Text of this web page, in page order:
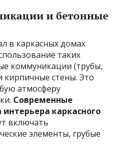
и бетонные
в каркасных домах
таких
коммуникации (трубы,
кирпичные стены. Это
атмосферу
Современные
каркасного
включать
элементы, грубые